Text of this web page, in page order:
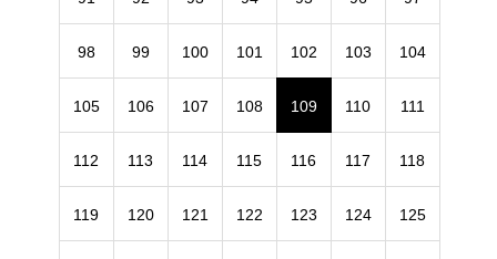
98 99 100 101 102 103 104
105 106 107 108 109 110 111
112 113 114 115 116 117 118
119 120 121 122 123 124 125